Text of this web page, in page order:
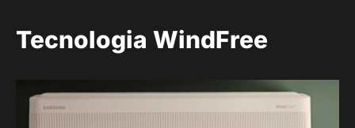
Tecnologia WindFree